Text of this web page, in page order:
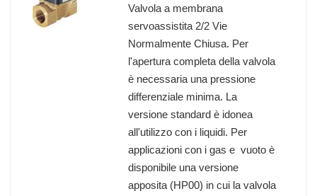
Valvola a membrana
servoassistita 2/2 Vie
Normalmente Chiusa. Per
l'apertura completa della valvola
è necessaria una pressione
differenziale minima. La
versione standard è idonea
all'utilizzo con i liquidi. Per
applicazioni con i gas e vuoto è
disponibile una versione
apposita (HP00) in cui la valvola